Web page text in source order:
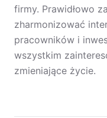
firmy. Prawidłowo
zharmonizować
pracowników i
wszystkim
zmieniające życie.